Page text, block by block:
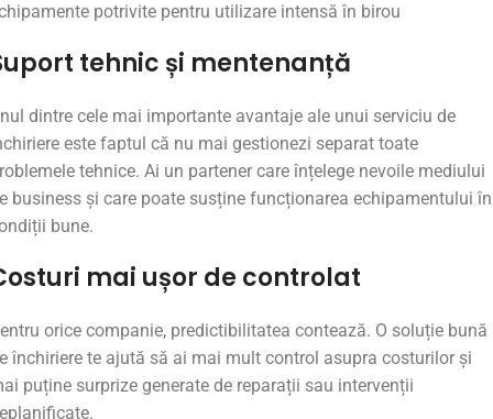
potrivite pentru utilizare intensă în birou
tehnic și mentenanță
dintre cele mai importante avantaje ale unui serviciu de
este faptul că nu mai gestionezi separat toate
tehnice. Ai un partener care înțelege nevoile mediului
business și care poate susține funcționarea echipamentului în
bune.
mai ușor de controlat
orice companie, predictibilitatea contează. O soluție bună
închiriere te ajută să ai mai mult control asupra costurilor și
puține surprize generate de reparații sau intervenții